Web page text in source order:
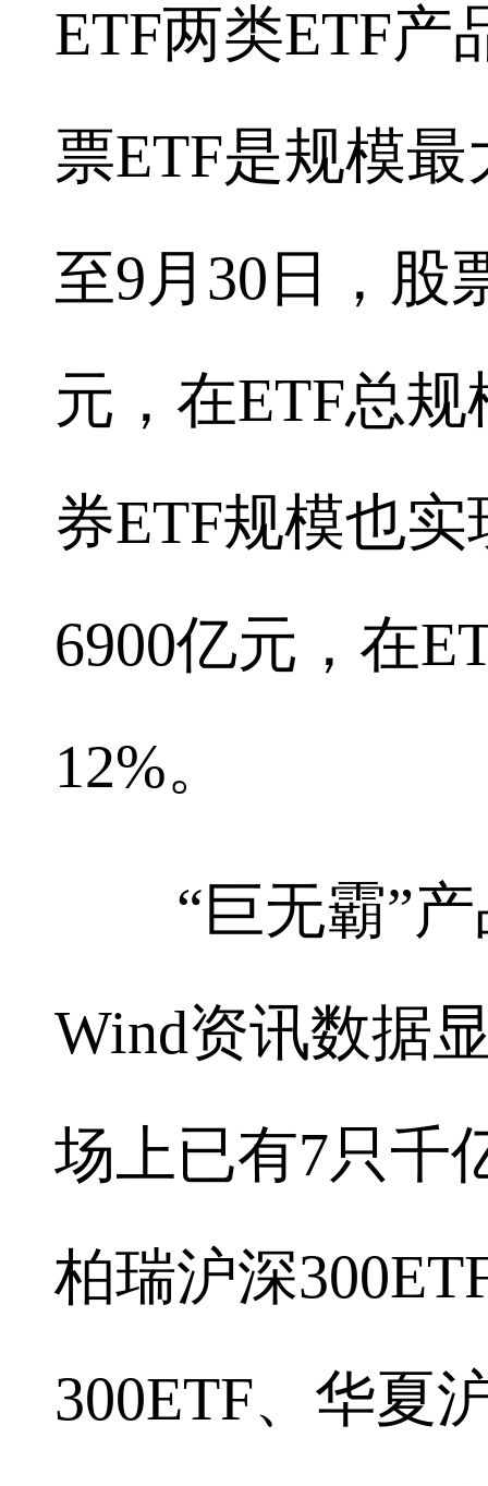
ETF两类ETF产
票ETF是规模
至9月30日，股
元，在ETF总
券ETF规模也
6900亿元，在
12%。
“巨无霸”产
Wind资讯数据
场上已有7只千
柏瑞沪深
300ETF、华夏